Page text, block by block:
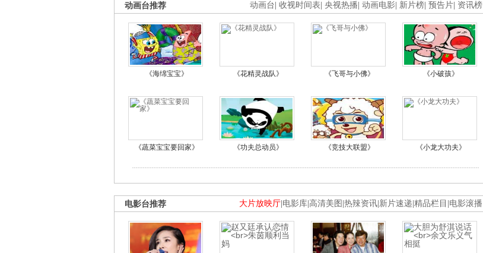
动画台 收视时间表 央视热播 动画电影 新片榜 预告片 资讯榜
动画台推荐
《海绵宝宝》 《花精灵战队》 《飞哥与小佛》 《小破孩》
《蔬菜宝宝要回家》 《功夫总动员》 《竞技大联盟》 《小龙大功夫》
大片放映厅 电影库 高清美图 热辣资讯 新片速递 精品栏目 电影滚播
电影台推荐